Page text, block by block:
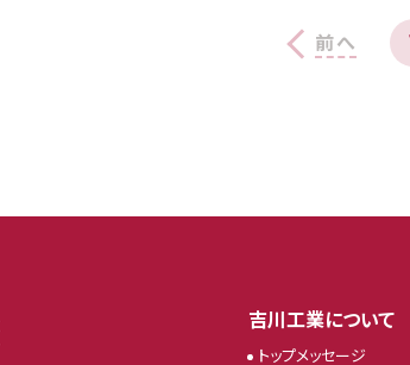
前へ
吉川工業について
トップメッセージ